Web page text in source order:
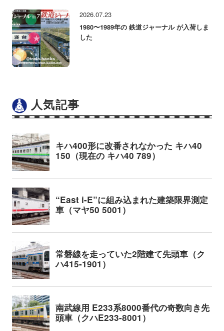
2026.07.23
1980〜1989年の 鉄道ジャーナル が入荷しま
した
人気記事